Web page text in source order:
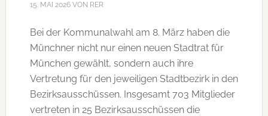
15. MAI 2026VON RER
Bei der Kommunalwahl am 8. März haben die
Münchner nicht nur einen neuen Stadtrat für
München gewählt, sondern auch ihre
Vertretung für den jeweiligen Stadtbezirk in den
Bezirksausschüssen. Insgesamt 703 Mitglieder
vertreten in 25 Bezirksausschüssen die